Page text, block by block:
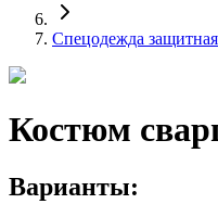
Спецодежда защитная
Костюм
Варианты: